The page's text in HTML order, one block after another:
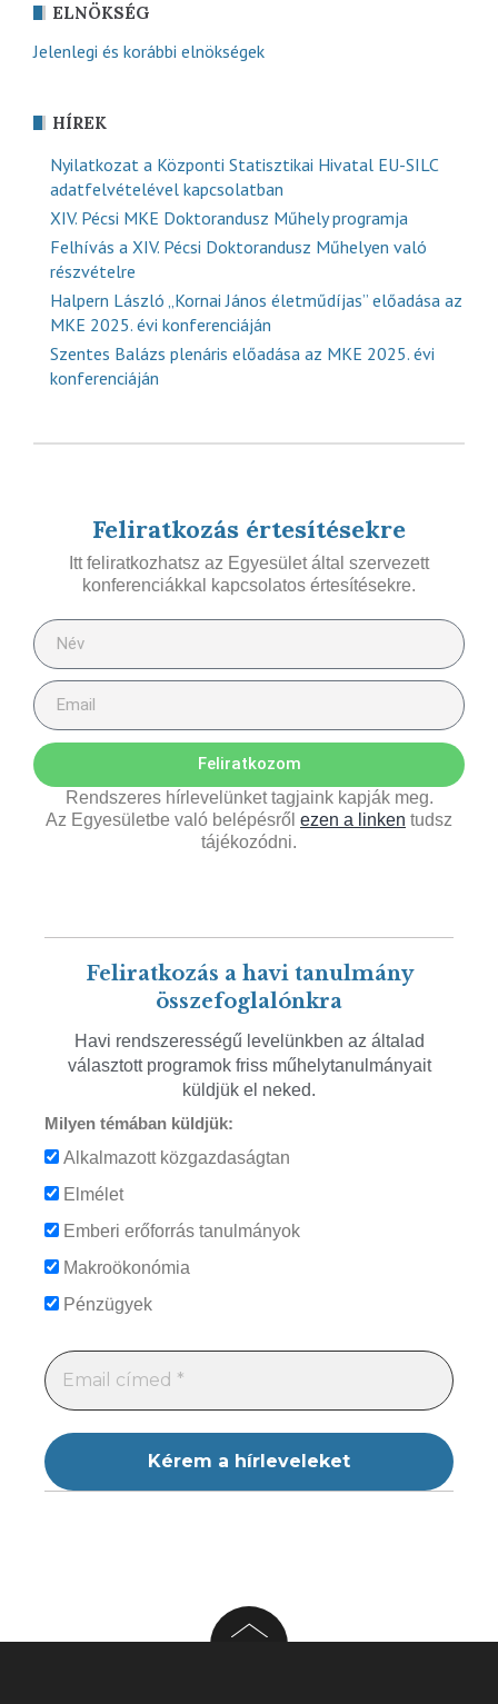
ELNÖKSÉG
Jelenlegi és korábbi elnökségek
HÍREK
Nyilatkozat a Központi Statisztikai Hivatal EU-SILC
adatfelvételével kapcsolatban
XIV. Pécsi MKE Doktorandusz Műhely programja
Felhívás a XIV. Pécsi Doktorandusz Műhelyen való
részvételre
Halpern László „Kornai János életműdíjas” előadása az
MKE 2025. évi konferenciáján
Szentes Balázs plenáris előadása az MKE 2025. évi
konferenciáján
Feliratkozás értesítésekre
Itt feliratkozhatsz az Egyesület által szervezett
konferenciákkal kapcsolatos értesítésekre.
Feliratkozom
Rendszeres hírlevelünket tagjaink kapják meg.
Az Egyesületbe való belépésről ezen a linken tudsz
tájékozódni.
Feliratkozás a havi tanulmány
összefoglalónkra
Havi rendszerességű levelünkben az általad
választott programok friss műhelytanulmányait
küldjük el neked.
Milyen témában küldjük:
Alkalmazott közgazdaságtan
Elmélet
Emberi erőforrás tanulmányok
Makroökonómia
Pénzügyek